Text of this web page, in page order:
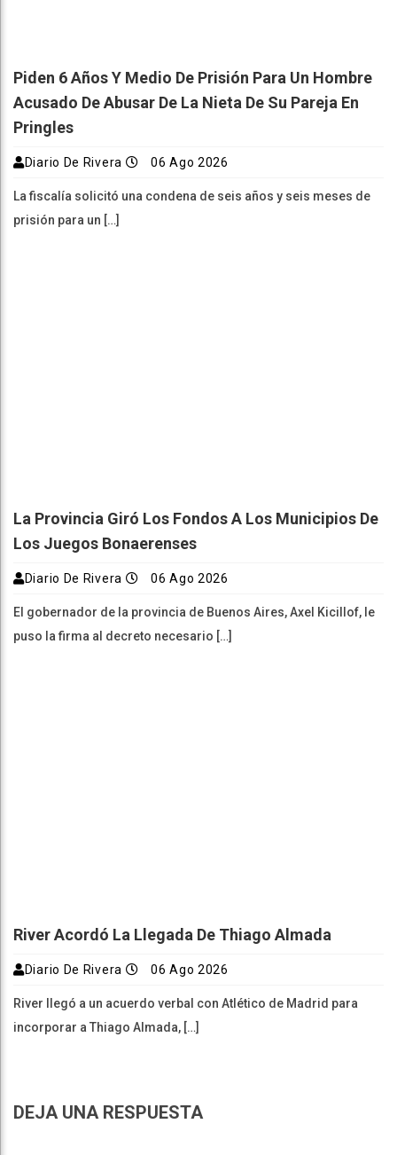
Piden 6 Años Y Medio De Prisión Para Un Hombre
Acusado De Abusar De La Nieta De Su Pareja En
Pringles
Diario De Rivera 06 Ago 2026
La fiscalía solicitó una condena de seis años y seis meses de
prisión para un […]
La Provincia Giró Los Fondos A Los Municipios De
Los Juegos Bonaerenses
Diario De Rivera 06 Ago 2026
El gobernador de la provincia de Buenos Aires, Axel Kicillof, le
puso la firma al decreto necesario […]
River Acordó La Llegada De Thiago Almada
Diario De Rivera 06 Ago 2026
River llegó a un acuerdo verbal con Atlético de Madrid para
incorporar a Thiago Almada, […]
DEJA UNA RESPUESTA